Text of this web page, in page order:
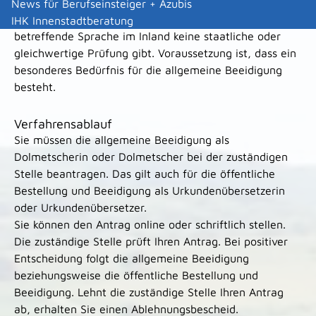
News für Berufseinsteiger + Azubis
IHK Innenstadtberatung
auch auf andere Weise nachweisen, wenn es für die
betreffende Sprache im Inland keine staatliche oder
gleichwertige Prüfung gibt. Voraussetzung ist, dass ein
besonderes Bedürfnis für die allgemeine Beeidigung
besteht.
Verfahrensablauf
Sie müssen die allgemeine Beeidigung als
Dolmetscherin oder Dolmetscher bei der zuständigen
Stelle beantragen. Das gilt auch für die öffentliche
Bestellung und Beeidigung als Urkundenübersetzerin
oder Urkundenübersetzer.
Sie können den Antrag online oder schriftlich stellen.
Die zuständige Stelle prüft Ihren Antrag. Bei positiver
Entscheidung folgt die allgemeine Beeidigung
beziehungsweise die öffentliche Bestellung und
Beeidigung. Lehnt die zuständige Stelle Ihren Antrag
ab, erhalten Sie einen Ablehnungsbescheid.